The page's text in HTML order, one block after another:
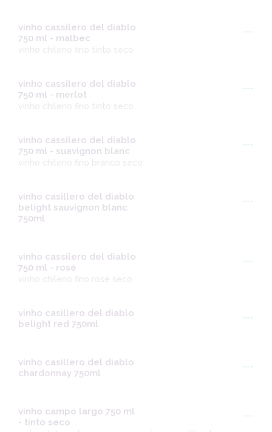
vinho cassilero del diablo
750 ml - malbec
---
vinho chileno fino tinto seco
vinho cassilero del diablo
750 ml - merlot
---
vinho chileno fino tinto seco
vinho cassilero del diablo
750 ml - suavignon blanc
---
vinho chileno fino branco seco
vinho casillero del diablo
belight sauvignon blanc
750ml
---
vinho cassilero del diablo
750 ml - rosé
---
vinho chileno fino rosé seco
vinho casillero del diablo
belight red 750ml
---
vinho casillero del diablo
chardonnay 750ml
---
vinho campo largo 750 ml
- tinto seco
---